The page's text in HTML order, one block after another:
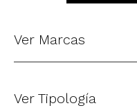
Ver Marcas
Ver Tipología